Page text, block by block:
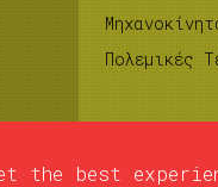
Πολεμικές
the best